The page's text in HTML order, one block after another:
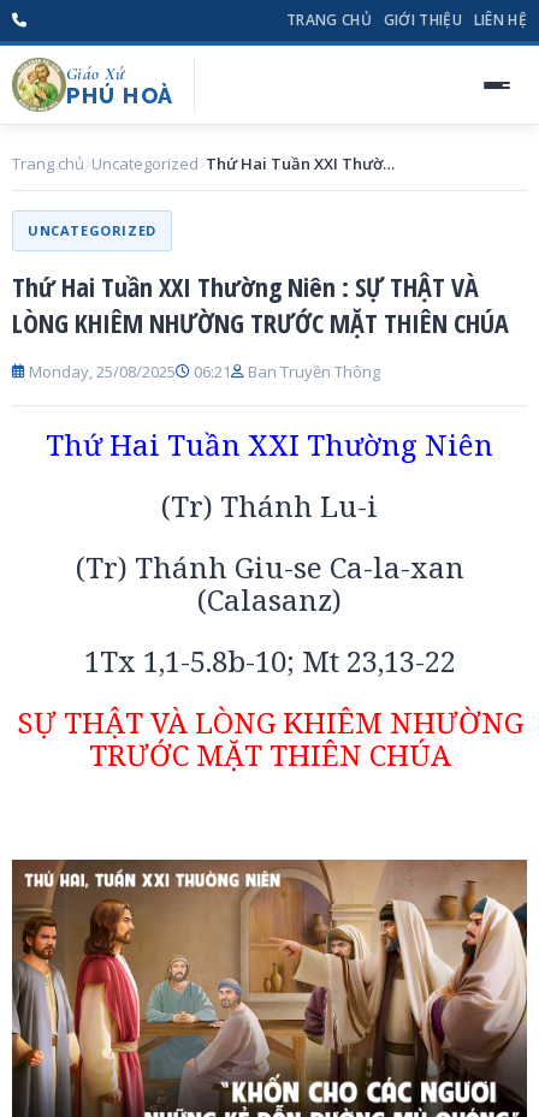
TRANG CHỦ GIỚI THIỆU LIÊN HỆ
Giáo Xứ
PHÚ HOÀ
Trang chủ Uncategorized Thứ Hai Tuần XXI Thường Niên : SỰ THẬT VÀ LÒNG KHIÊM NHƯỜNG TRƯỚC MẶT THIÊN CHÚA
UNCATEGORIZED
Thứ Hai Tuần XXI Thường Niên : SỰ THẬT VÀ
LÒNG KHIÊM NHƯỜNG TRƯỚC MẶT THIÊN CHÚA
Monday, 25/08/2025 06:21 Ban Truyền Thông
Thứ Hai Tuần XXI Thường Niên
(Tr) Thánh Lu-i
(Tr) Thánh Giu-se Ca-la-xan
(Calasanz)
1Tx 1,1-5.8b-10; Mt 23,13-22
SỰ THẬT VÀ LÒNG KHIÊM NHƯỜNG
TRƯỚC MẶT THIÊN CHÚA